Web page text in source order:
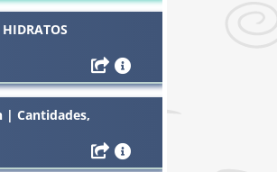
| Cantidades,